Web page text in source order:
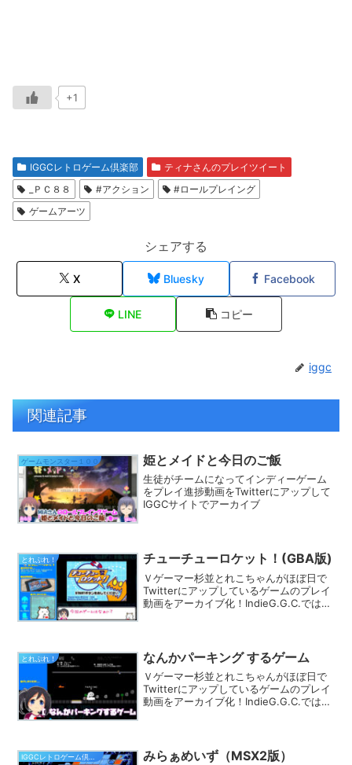
+1
IGGCレトロゲーム倶楽部
ティナさんのプレイツイート
_ＰＣ８８
#アクション
#ロールプレイング
ゲームアーツ
シェアする
X Bluesky Facebook
LINE コピー
iggc
関連記事
ゲームモンスター１００ 姫とメイドと今日のご飯
生徒がチームになってインディーゲーム
をプレイ進捗動画をTwitterにアップして
IGGCサイトでアーカイブ
とれぷれ！ チューチューロケット！(GBA版)
Ｖゲーマー杉並とれこちゃんがほぼ日で
Twitterにアップしているゲームのプレイ
動画をアーカイブ化！IndieG.G.C.では
とれぷれ！ なんかパーキング するゲーム
Ｖゲーマー杉並とれこちゃんがほぼ日で
Twitterにアップしているゲームのプレイ
動画をアーカイブ化！IndieG.G.C.では
みらぁめいず（MSX2版）